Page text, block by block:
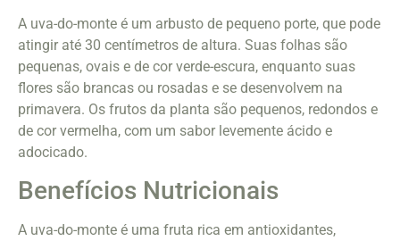
A uva-do-monte é um arbusto de pequeno porte, que pode
atingir até 30 centímetros de altura. Suas folhas são
pequenas, ovais e de cor verde-escura, enquanto suas
flores são brancas ou rosadas e se desenvolvem na
primavera. Os frutos da planta são pequenos, redondos e
de cor vermelha, com um sabor levemente ácido e
adocicado.
Benefícios Nutricionais
A uva-do-monte é uma fruta rica em antioxidantes,